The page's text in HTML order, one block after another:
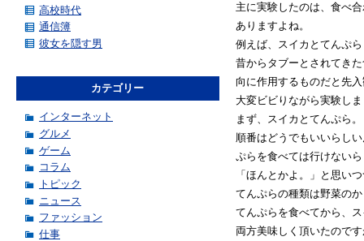
主に実験したのは、食べ
ありますよね。
例えば、スイカとてんぷ
昔からタブーとされてき
向に作用するものだと先
大変ビビりながら実験し
まず、スイカとてんぷら。
順番はどうでもいいらし
ぷらを食べては行けない
「ほんとかよ。」と思い
てんぷらの種類は野菜の
てんぷらを食べてから、
両方美味しく頂いたので
高校時代
通信簿
彼女を隠す男
カテゴリー
インターネット
グルメ
ゲーム
コラム
トピック
ニュース
ファッション
仕事